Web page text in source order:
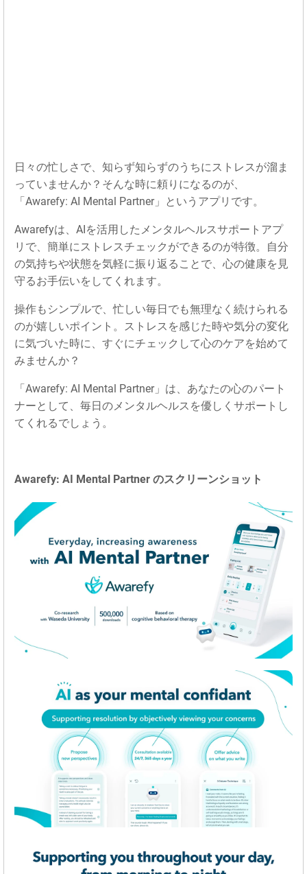
日々の忙しさで、知らず知らずのうちにストレスが溜ま
っていませんか？そんな時に頼りになるのが、
「Awarefy: AI Mental Partner」というアプリです。
Awarefyは、AIを活用したメンタルヘルスサポートアプ
リで、簡単にストレスチェックができるのが特徴。自分
の気持ちや状態を気軽に振り返ることで、心の健康を見
守るお手伝いをしてくれます。
操作もシンプルで、忙しい毎日でも無理なく続けられる
のが嬉しいポイント。ストレスを感じた時や気分の変化
に気づいた時に、すぐにチェックして心のケアを始めて
みませんか？
「Awarefy: AI Mental Partner」は、あなたの心のパート
ナーとして、毎日のメンタルヘルスを優しくサポートし
てくれるでしょう。
Awarefy: AI Mental Partner のスクリーンショット